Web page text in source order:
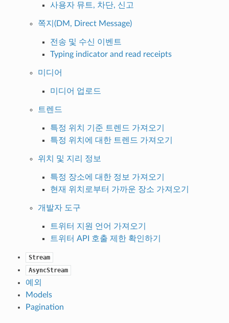
사용자 뮤트, 차단, 신고
쪽지(DM, Direct Message)
전송 및 수신 이벤트
Typing indicator and read receipts
미디어
미디어 업로드
트렌드
특정 위치 기준 트렌드 가져오기
특정 위치에 대한 트렌드 가져오기
위치 및 지리 정보
특정 장소에 대한 정보 가져오기
현재 위치로부터 가까운 장소 가져오기
개발자 도구
트위터 지원 언어 가져오기
트위터 API 호출 제한 확인하기
Stream
AsyncStream
예외
Models
Pagination